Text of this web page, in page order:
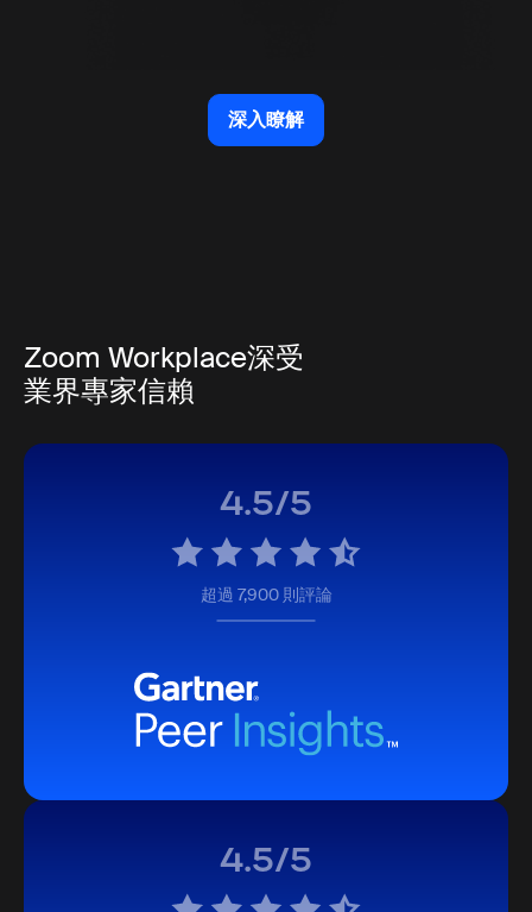
深入瞭解
深入瞭解
Zoom Workplace深受
業界專家信賴
4.5/5
超過 7,900 則評論
4.5/5